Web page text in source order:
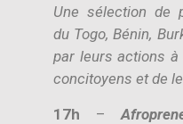
Une sélection de
du Togo, Bénin,
par leurs actions
concitoyens et de
17h –